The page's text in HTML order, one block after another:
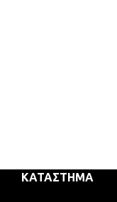
ΚΑΤΆΣΤΗΜΑ